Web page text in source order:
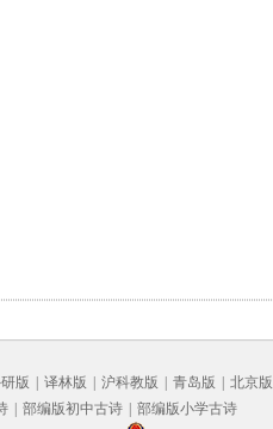
版 译林版 沪科教版 青岛版 北京版
部编版初中古诗 部编版小学古诗